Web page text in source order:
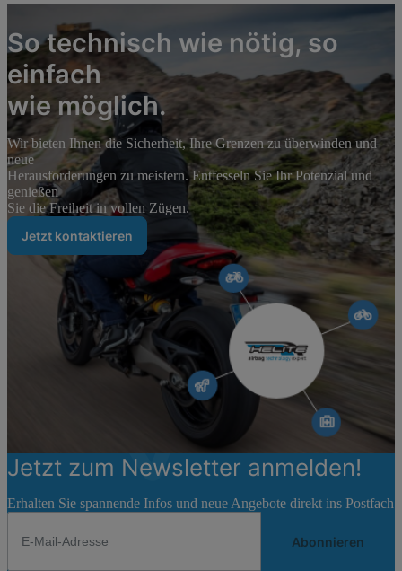
So technisch wie nötig, so
einfach
wie möglich.
Wir bieten Ihnen die Sicherheit, Ihre Grenzen zu überwinden und
neue
Herausforderungen zu meistern. Entfesseln Sie Ihr Potenzial und
genießen
Sie die Freiheit in vollen Zügen.
Jetzt kontaktieren
Jetzt zum Newsletter anmelden!
Erhalten Sie spannende Infos und neue Angebote direkt ins Postfach
Abonnieren